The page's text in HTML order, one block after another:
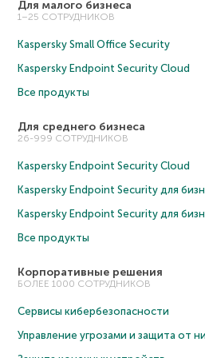
Для малого бизнеса
1–25 СОТРУДНИКОВ
Kaspersky Small Office Security
Kaspersky Endpoint Security Cloud
Все продукты
Для среднего бизнеса
26-999 СОТРУДНИКОВ
Kaspersky Endpoint Security Cloud
Kaspersky Endpoint Security для
Kaspersky Endpoint Security для
Все продукты
Корпоративные решения
БОЛЕЕ 1000 СОТРУДНИКОВ
Сервисы кибербезопасности
Управление угрозами и защита от